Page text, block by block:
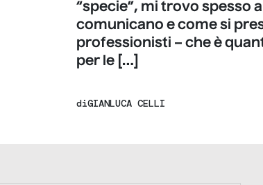
“specie”, mi trovo spesso
comunicano e come si
professionisti – che è
per le […]
diGIANLUCA CELLI